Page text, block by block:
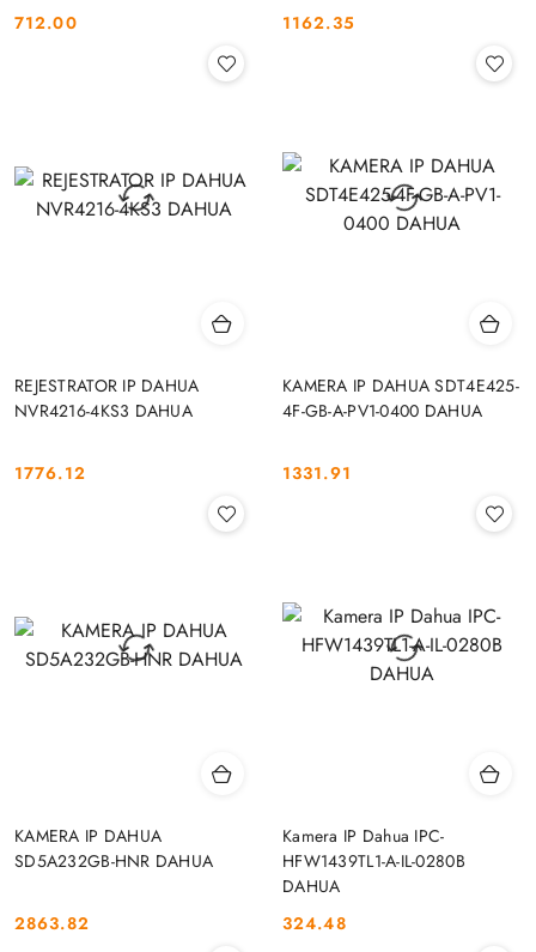
Cena:
712.00 Cena:
1162.35
REJESTRATOR IP DAHUA
NVR4216-4KS3 DAHUA
Cena:
1776.12
KAMERA IP DAHUA SDT4E425-
4F-GB-A-PV1-0400 DAHUA
Cena:
1331.91
KAMERA IP DAHUA
SD5A232GB-HNR DAHUA
Cena:
2863.82
Kamera IP Dahua IPC-
HFW1439TL1-A-IL-0280B
DAHUA
Cena:
324.48